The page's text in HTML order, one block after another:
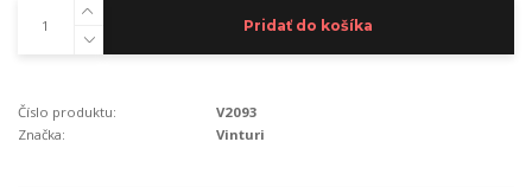
Pridať do košíka
Číslo produktu:
V2093
Značka:
Vinturi